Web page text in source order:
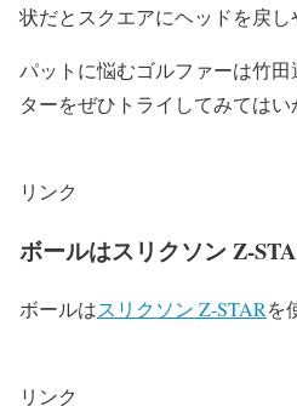
状だとスクエアにヘッドを戻し
パットに悩むゴルファーは竹
ターをぜひトライしてみてはい
リンク
ボールはスリクソン Z-
ボールはスリクソン Z-STARを
リンク